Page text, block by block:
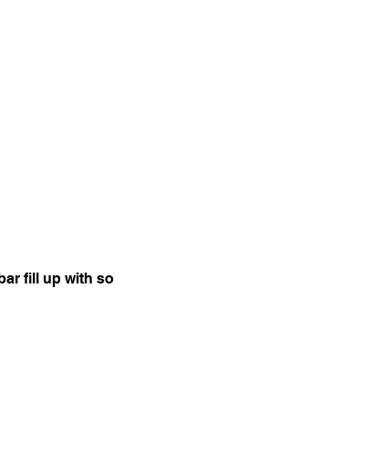
fill up with so